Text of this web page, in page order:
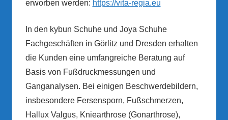
erworben werden: https://vita-regia.eu
In den kybun Schuhe und Joya Schuhe
Fachgeschäften in Görlitz und Dresden erhalten
die Kunden eine umfangreiche Beratung auf
Basis von Fußdruckmessungen und
Ganganalysen. Bei einigen Beschwerdebildern,
insbesondere Fersensporn, Fußschmerzen,
Hallux Valgus, Kniearthrose (Gonarthrose),